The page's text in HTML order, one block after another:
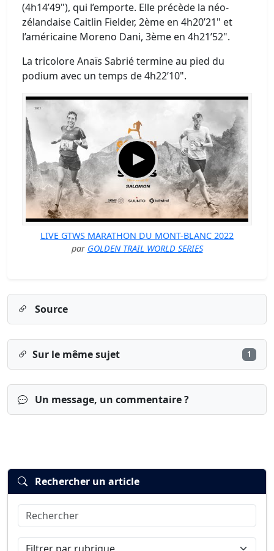
(4h14’49"), qui l’emporte. Elle précède la néo-
zélandaise Caitlin Fielder, 2ème en 4h20’21" et
l’américaine Moreno Dani, 3ème en 4h21’52".
La tricolore Anaïs Sabrié termine au pied du
podium avec un temps de 4h22’10".
LIVE GTWS MARATHON DU MONT-BLANC 2022
par GOLDEN TRAIL WORLD SERIES
Source
Sur le même sujet 1
Un message, un commentaire ?
Connexion
Rechercher un article
Rechercher
Filtrer par rubrique